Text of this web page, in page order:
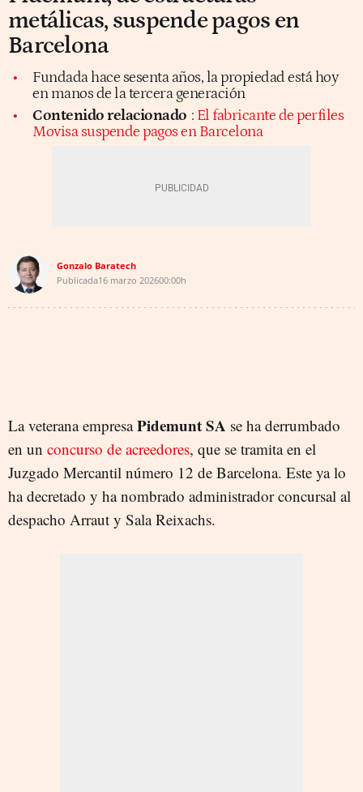
metálicas, suspende pagos en
Barcelona
Fundada hace sesenta años, la propiedad está hoy
en manos de la tercera generación
Contenido relacionado : El fabricante de perfiles
Movisa suspende pagos en Barcelona
Gonzalo Baratech
Publicada16 marzo 202600:00h
La veterana empresaPidemunt SA se ha derrumbado
en un concurso de acreedores, que se tramita en el
Juzgado Mercantil número 12 de Barcelona. Este ya lo
ha decretado y ha nombrado administrador concursal al
despacho Arraut y Sala Reixachs.